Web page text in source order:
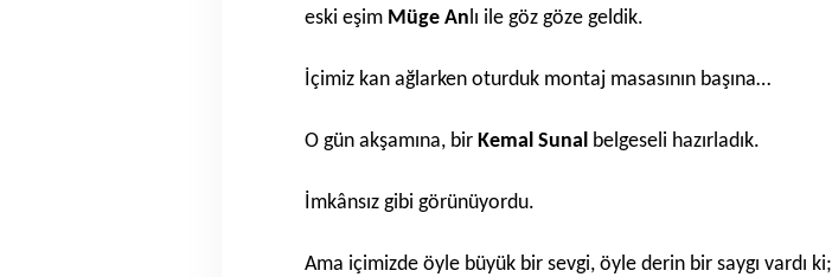
eski eşim Müge Anlı ile göz göze geldik.
İçimiz kan ağlarken oturduk montaj masasının başına…
O gün akşamına, bir Kemal Sunal belgeseli hazırladık.
İmkânsız gibi görünüyordu.
Ama içimizde öyle büyük bir sevgi, öyle derin bir saygı vardı ki;